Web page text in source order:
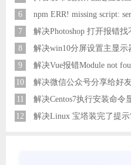
6
npm ERR! missing script:
7
解决Photoshop 打开报错
8
解决win10分屏设置主显
9
10
11
解决Centos7执行安装命
12
解决Linux 宝塔装完了提示